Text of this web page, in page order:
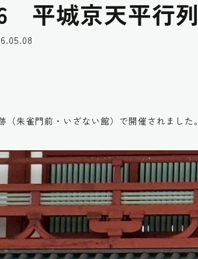
平城京天平行列
朱雀門前・いざない館）で開催されました。